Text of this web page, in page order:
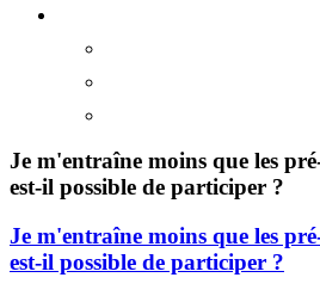
Je m'entraîne moins que les
est-il possible de participer ?
Je m'entraîne moins que les
est-il possible de participer ?